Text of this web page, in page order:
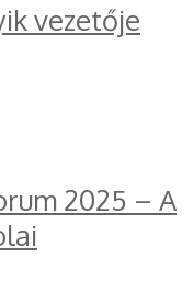
vezetője
2025 – A